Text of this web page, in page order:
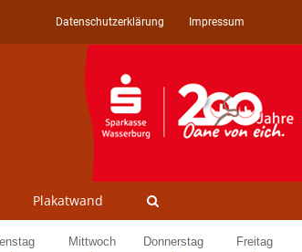
Datenschutzerklärung Impressum
Plakatwand